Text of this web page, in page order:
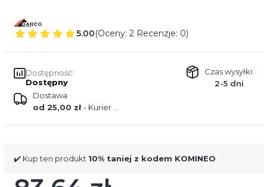
5.00(Oceny: 2 Recenzje: 0)
Dostępność:
Dostępny
Czas wysyłki:
2-5 dni
Dostawa
od 25,00 zł- Kurier DPD
✔️ Kup ten produkt 10% taniej z kodem KOMINEO